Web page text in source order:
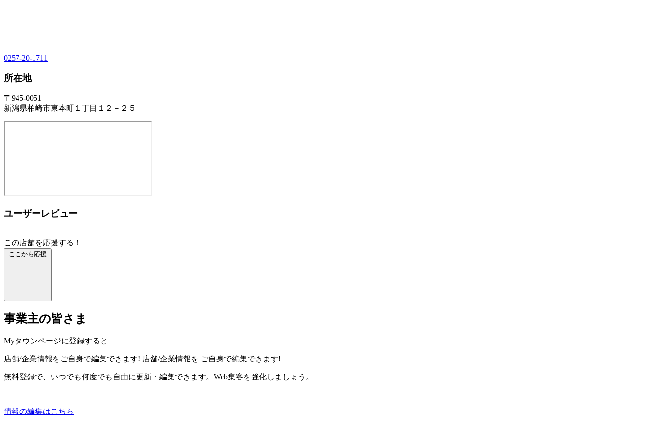
0257-20-1711
所在地
〒945-0051
新潟県柏崎市東本町１丁目１２－２５
ユーザーレビュー
この店舗を応援する！
ここから応援
事業主の皆さま
Myタウンページに登録すると
店舗/企業情報をご自身で編集できます! 店舗/企業情報を ご自身で編集できます!
無料登録で、いつでも何度でも自由に更新・編集できます。Web集客を強化しましょう。
情報の編集はこちら